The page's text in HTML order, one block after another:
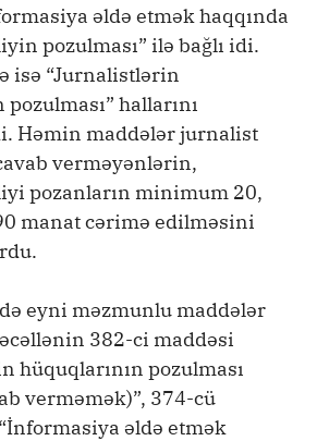
əldə etmək haqqında
pozulması” ilə bağlı idi.
isə “Jurnalistlərin
hallarını
Həmin maddələr jurnalist
verməyənlərin,
pozanların minimum 20,
manat cərimə edilməsini
eyni məzmunlu maddələr
382-ci maddəsi
hüquqlarının pozulması
verməmək)”, 374-cü
əldə etmək